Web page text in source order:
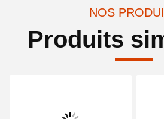
NOS
Produits